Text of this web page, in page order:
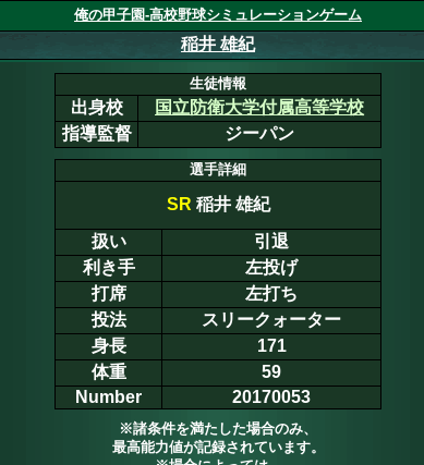
俺の甲子園-高校野球シミュレーションゲーム
稲井 雄紀
生徒情報
出身校
国立防衛大学付属高等学校
指導監督
ジーパン
選手詳細
SR 稲井 雄紀
扱い
引退
利き手
左投げ
打席
左打ち
投法
スリークォーター
身長
171
体重
59
Number
20170053
※諸条件を満たした場合のみ、
最高能力値が記録されています。